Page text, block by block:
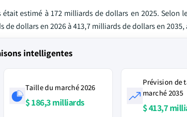
estimé à 172 milliards de dollars en 2025.
dollars en 2026 à 413,7 milliards de dollars en 2035,
intelligentes
Taille du marché 2026
$ 186,3 milliards
Prévision de
marché 2035
$ 413,7